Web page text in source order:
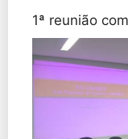
1ª reunião